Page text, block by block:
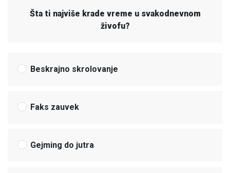
Šta ti najviše krade vreme u svakodnevnom
živofu?
Beskrajno skrolovanje
Faks zauvek
Gejming do jutra